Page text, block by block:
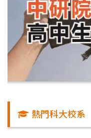
熱門科大校系